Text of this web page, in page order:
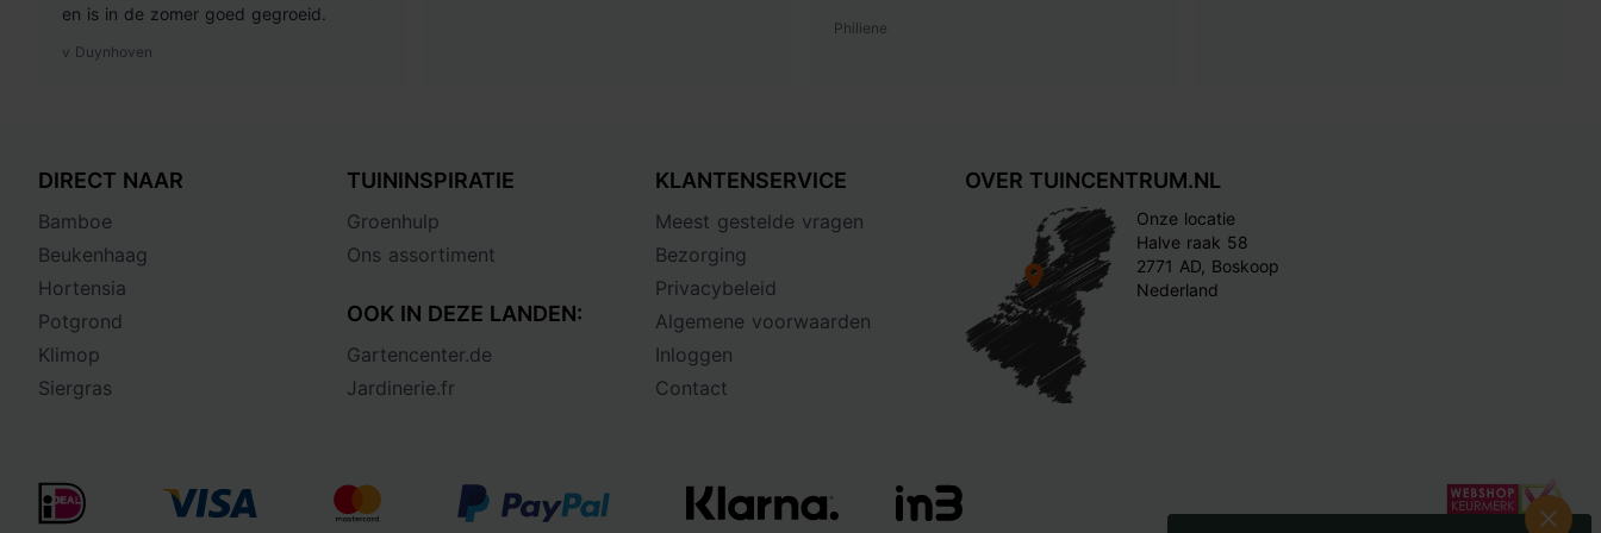
en is in de zomer goed gegroeid.
v Duynhoven
Philiene
DIRECT NAAR
Bamboe
Beukenhaag
Hortensia
Potgrond
Klimop
Siergras
TUININSPIRATIE
Groenhulp
Ons assortiment
OOK IN DEZE LANDEN:
Gartencenter.de
Jardinerie.fr
KLANTENSERVICE
Meest gestelde vragen
Bezorging
Privacybeleid
Algemene voorwaarden
Inloggen
Contact
OVER TUINCENTRUM.NL
Onze locatie
Halve raak 58
2771 AD, Boskoop
Nederland